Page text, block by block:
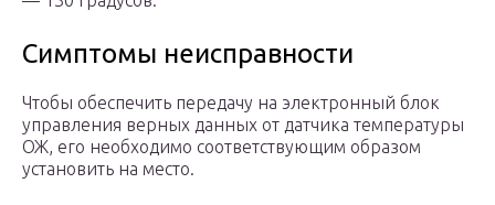
Симптомы неисправности
Чтобы обеспечить передачу на электронный блок
управления верных данных от датчика температуры
ОЖ, его необходимо соответствующим образом
установить на место.